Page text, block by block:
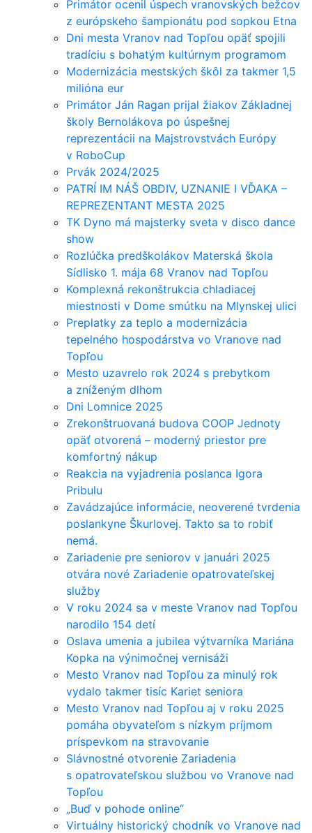
Primátor ocenil úspech vranovských bežcov
z európskeho šampionátu pod sopkou Etna
Dni mesta Vranov nad Topľou opäť spojili
tradíciu s bohatým kultúrnym programom
Modernizácia mestských škôl za takmer 1,5
milióna eur
Primátor Ján Ragan prijal žiakov Základnej
školy Bernolákova po úspešnej
reprezentácii na Majstrovstvách Európy
v RoboCup
Prvák 2024/2025
PATRÍ IM NÁŠ OBDIV, UZNANIE I VĎAKA –
REPREZENTANT MESTA 2025
TK Dyno má majsterky sveta v disco dance
show
Rozlúčka predškolákov Materská škola
Sídlisko 1. mája 68 Vranov nad Topľou
Komplexná rekonštrukcia chladiacej
miestnosti v Dome smútku na Mlynskej ulici
Preplatky za teplo a modernizácia
tepelného hospodárstva vo Vranove nad
Topľou
Mesto uzavrelo rok 2024 s prebytkom
a zníženým dlhom
Dni Lomnice 2025
Zrekonštruovaná budova COOP Jednoty
opäť otvorená – moderný priestor pre
komfortný nákup
Reakcia na vyjadrenia poslanca Igora
Pribulu
Zavádzajúce informácie, neoverené tvrdenia
poslankyne Škurlovej. Takto sa to robiť
nemá.
Zariadenie pre seniorov v januári 2025
otvára nové Zariadenie opatrovateľskej
služby
V roku 2024 sa v meste Vranov nad Topľou
narodilo 154 detí
Oslava umenia a jubilea výtvarníka Mariána
Kopka na výnimočnej vernisáži
Mesto Vranov nad Topľou za minulý rok
vydalo takmer tisíc Kariet seniora
Mesto Vranov nad Topľou aj v roku 2025
pomáha obyvateľom s nízkym príjmom
príspevkom na stravovanie
Slávnostné otvorenie Zariadenia
s opatrovateľskou službou vo Vranove nad
Topľou
„Buď v pohode online“
Virtuálny historický chodník vo Vranove nad